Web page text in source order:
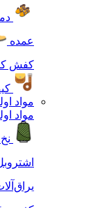
عمده
کفش
مواد
مواد